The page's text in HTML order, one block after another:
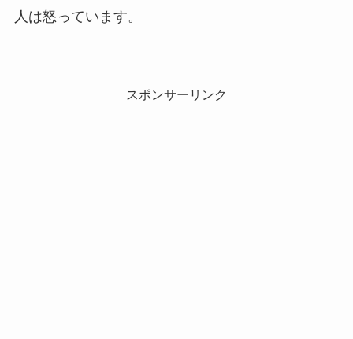
人は怒っています。
スポンサーリンク